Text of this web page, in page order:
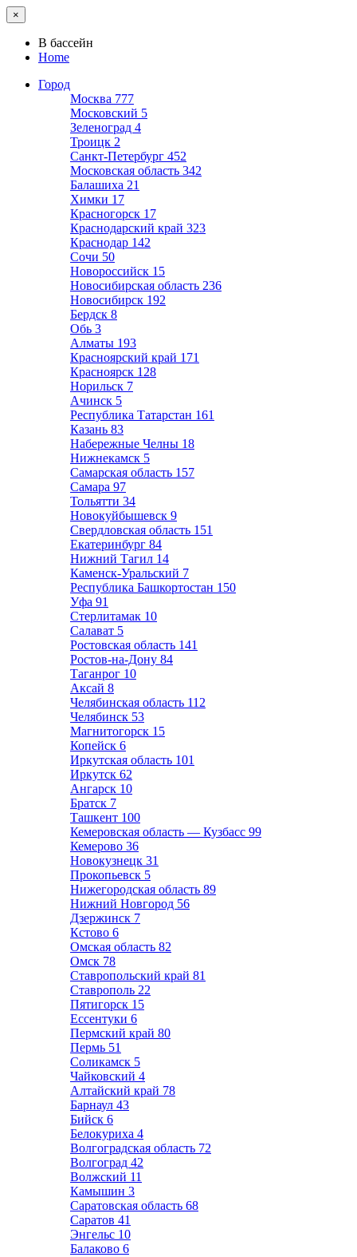
×
В бассейн
Home
Город
Москва 777
Московский 5
Зеленоград 4
Троицк 2
Санкт-Петербург 452
Московская область 342
Балашиха 21
Химки 17
Красногорск 17
Краснодарский край 323
Краснодар 142
Сочи 50
Новороссийск 15
Новосибирская область 236
Новосибирск 192
Бердск 8
Обь 3
Алматы 193
Красноярский край 171
Красноярск 128
Норильск 7
Ачинск 5
Республика Татарстан 161
Казань 83
Набережные Челны 18
Нижнекамск 5
Самарская область 157
Самара 97
Тольятти 34
Новокуйбышевск 9
Свердловская область 151
Екатеринбург 84
Нижний Тагил 14
Каменск-Уральский 7
Республика Башкортостан 150
Уфа 91
Стерлитамак 10
Салават 5
Ростовская область 141
Ростов-на-Дону 84
Таганрог 10
Аксай 8
Челябинская область 112
Челябинск 53
Магнитогорск 15
Копейск 6
Иркутская область 101
Иркутск 62
Ангарск 10
Братск 7
Ташкент 100
Кемеровская область — Кузбасс 99
Кемерово 36
Новокузнецк 31
Прокопьевск 5
Нижегородская область 89
Нижний Новгород 56
Дзержинск 7
Кстово 6
Омская область 82
Омск 78
Ставропольский край 81
Ставрополь 22
Пятигорск 15
Ессентуки 6
Пермский край 80
Пермь 51
Соликамск 5
Чайковский 4
Алтайский край 78
Барнаул 43
Бийск 6
Белокуриха 4
Волгоградская область 72
Волгоград 42
Волжский 11
Камышин 3
Саратовская область 68
Саратов 41
Энгельс 10
Балаково 6